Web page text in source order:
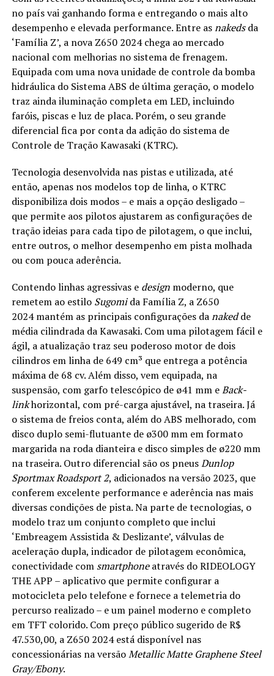
no país vai ganhando forma e entregando o mais alto
desempenho e elevada performance. Entre asnakedsda
‘Família Z’, a nova Z650 2024 chega ao mercado
nacional com melhorias no sistema de frenagem.
Equipada com uma nova unidade de controle da bomba
hidráulica do Sistema ABS de última geração, o modelo
traz ainda iluminação completa em LED, incluindo
faróis, piscas e luz de placa. Porém, o seu grande
diferencial fica por conta da adição do sistema de
Controle de Tração Kawasaki (KTRC).
Tecnologia desenvolvida nas pistas e utilizada, até
então, apenas nos modelos top de linha, o KTRC
disponibiliza dois modos – e mais a opção desligado –
que permite aos pilotos ajustarem as configurações de
tração ideias para cada tipo de pilotagem, o que inclui,
entre outros, o melhor desempenho em pista molhada
ou com pouca aderência.
Contendo linhas agressivas e designmoderno, que
remetem ao estilo Sugomida Família Z, a Z650
2024 mantém as principais configurações danakedde
média cilindrada da Kawasaki. Com uma pilotagem fácil e
ágil, a atualização traz seu poderoso motor de dois
cilindros em linha de 649 cm³ que entrega a potência
máxima de 68 cv. Além disso, vem equipada, na
suspensão, com garfo telescópico de ø41 mm eBack-
linkhorizontal, com pré-carga ajustável, na traseira. Já
o sistema de freios conta, além do ABS melhorado, com
disco duplo semi-flutuante de ø300 mm em formato
margarida na roda dianteira e disco simples de ø220 mm
na traseira. Outro diferencial são os pneusDunlop
Sportmax Roadsport 2, adicionados na versão 2023, que
conferem excelente performance e aderência nas mais
diversas condições de pista. Na parte de tecnologias, o
modelo traz um conjunto completo que inclui
‘Embreagem Assistida & Deslizante’, válvulas de
aceleração dupla, indicador de pilotagem econômica,
conectividade com smartphoneatravés do RIDEOLOGY
THE APP – aplicativo que permite configurar a
motocicleta pelo telefone e fornece a telemetria do
percurso realizado – e um painel moderno e completo
em TFT colorido. Com preço público sugerido de R$
47.530,00, a Z650 2024 está disponível nas
concessionárias na versãoMetallic Matte Graphene Steel
Gray/Ebony.